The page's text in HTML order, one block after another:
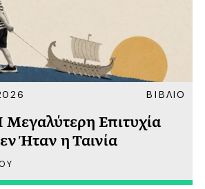
ΒΙΒΛΙΟ
Επιτυχία
Ήταν η Ταινία